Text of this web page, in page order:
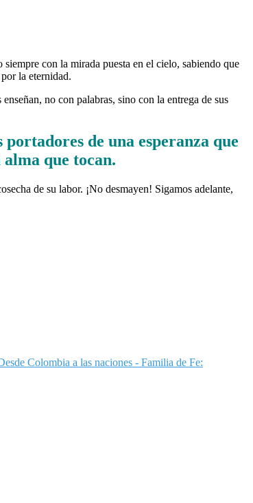
con la mirada puesta en el cielo, sabiendo que
la eternidad.
no con palabras, sino con la entrega de sus
de una esperanza que
alma que tocan.
de su labor. ¡No desmayen! Sigamos adelante,
Colombia a las naciones - Familia de Fe: